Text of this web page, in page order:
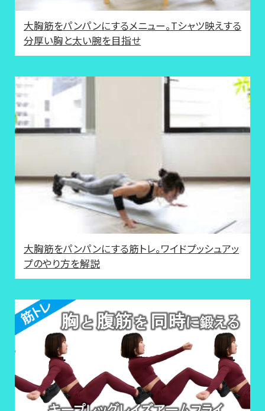
大胸筋をパンパンにするメニュー。Tシャツ映えする
分厚い胸と太い腕を目指せ
大胸筋をパンパンにする筋トレ。ワイドプッシュアッ
プのやり方を解説